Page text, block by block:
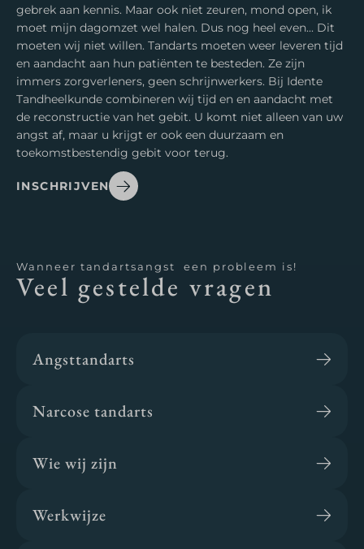
gebrek aan kennis. Maar ook niet zeuren, mond open, ik
moet mijn dagomzet wel halen. Dus nog heel even... Dit
moeten wij niet willen. Tandarts moeten weer leveren tijd
en aandacht aan hun patiënten te besteden. Ze zijn
immers zorgverleners, geen schrijnwerkers. Bij Idente
Tandheelkunde combineren wij tijd en en aandacht met
de reconstructie van het gebit. U komt niet alleen van uw
angst af, maar u krijgt er ook een duurzaam en
toekomstbestendig gebit voor terug.
INSCHRIJVEN
Wanneer tandartsangst een probleem is!
Veel gestelde vragen
Angsttandarts
Narcose tandarts
Wie wij zijn
Werkwijze